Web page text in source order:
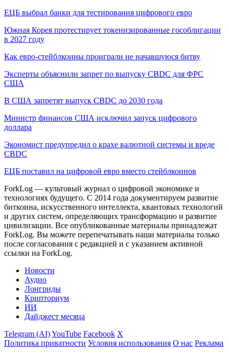
ЕЦБ выбрал банки для тестирования цифрового евро
Южная Корея протестирует токенизированные гособлигации
в 2027 году
Как евро-стейблкоины проиграли не начавшуюся битву
Эксперты объяснили запрет по выпуску CBDC для ФРС
США
В США запретят выпуск CBDC до 2030 года
Министр финансов США исключил запуск цифрового
доллара
Экономист предупредил о крахе валютной системы и вреде
CBDC
ЕЦБ поставил на цифровой евро вместо стейблкоинов
ForkLog — культовый журнал о цифровой экономике и
технологиях будущего. С 2014 года документируем развитие
биткоина, искусственного интеллекта, квантовых технологий
и других систем, определяющих трансформацию и развитие
цивилизации. Все опубликованные материалы принадлежат
ForkLog. Вы можете перепечатывать наши материалы только
после согласования с редакцией и с указанием активной
ссылки на ForkLog.
Новости
Аудио
Лонгриды
Крипториум
ИИ
Дайджест месяца
Telegram (AI)YouTube Facebook X
Политика приватности Условия использования О нас Реклама